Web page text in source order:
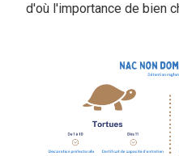
d'où l'importance de bien